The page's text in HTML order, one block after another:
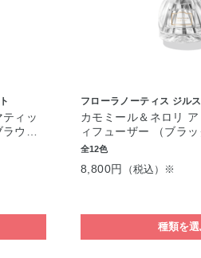
ィッ
ウ…
フローラノーティス ジル
カモミール＆ネロリ
ィフューザー （ブラッ
全12色
8,800円 （税込）※
種類を